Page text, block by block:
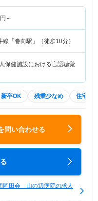
～
線「巻向駅」（徒歩10分）
保健施設における言語聴覚
新卒OK 残業少なめ 住宅手
問い合わせる
岡田会 山の辺病院の求人